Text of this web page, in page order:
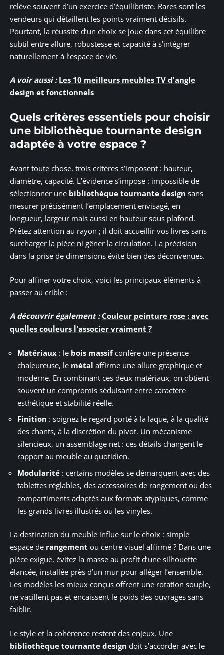
relève souvent d’un exercice d’équilibriste. Rares sont les
vendeurs qui détaillent les points vraiment décisifs.
Pourtant, la réussite d’un choix se joue dans cet équilibre
subtil entre allure, robustesse et capacité à s’intégrer
naturellement à l’espace de vie.
A voir aussi : Les 10 meilleurs meubles TV d'angle
design et fonctionnels
Quels critères essentiels pour choisir
une bibliothèque tournante design
adaptée à votre espace ?
Avant toute chose, trois critères s’imposent : hauteur,
diamètre, capacité. L’évidence s’impose : impossible de
sélectionner une bibliothèque tournante design sans
mesurer précisément l’emplacement envisagé, en
longueur, largeur mais aussi en hauteur sous plafond.
Prêtez attention au rayon ; il doit accueillir vos livres sans
surcharger la pièce ni gêner la circulation. La précision
dans la prise de dimensions évite bien des déconvenues.
Pour affiner votre choix, voici les principaux éléments à
passer au crible :
A découvrir également : Couleur peinture rose : avec
quelles couleurs l'associer vraiment ?
Matériaux : le bois massifconfère une présence
chaleureuse, le métal affirme une allure graphique et
moderne. En combinant ces deux matériaux, on obtient
souvent un compromis séduisant entre caractère
esthétique et stabilité réelle.
Finition : soignez le regard porté à la laque, à la qualité
des chants, à la discrétion du pivot. Un mécanisme
silencieux, un assemblage net : ces détails changent le
rapport au meuble au quotidien.
Modularité : certains modèles se démarquent avec des
tablettes réglables, des accessoires de rangement ou des
compartiments adaptés aux formats atypiques, comme
les grands livres illustrés ou les vinyles.
La destination du meuble influe sur le choix : simple
espace de rangement ou centre visuel affirmé ? Dans une
pièce exiguë, évitez la masse au profit d’une silhouette
élancée, installée près d’un mur pour alléger l’ensemble.
Les modèles les mieux conçus offrent une rotation souple,
ne vacillent pas et encaissent le poids des ouvrages sans
faiblir.
Le style et la cohérence restent des enjeux. Une
bibliothèque tournante design doit s’accorder avec le